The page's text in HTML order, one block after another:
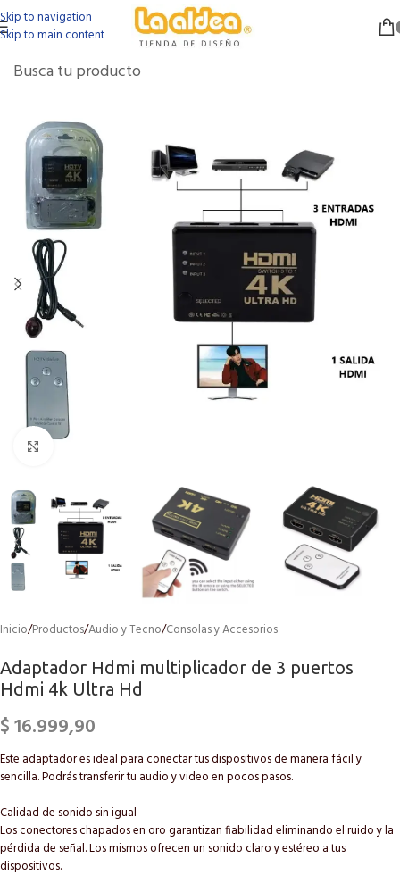
Skip to navigation
Skip to main content
Inicio/Productos/Audio y Tecno/Consolas y Accesorios
Adaptador Hdmi multiplicador de 3 puertos
Hdmi 4k Ultra Hd
$16.999,90
Este adaptador es ideal para conectar tus dispositivos de manera fácil y
sencilla. Podrás transferir tu audio y video en pocos pasos.
Calidad de sonido sin igual
Los conectores chapados en oro garantizan fiabilidad eliminando el ruido y la
pérdida de señal. Los mismos ofrecen un sonido claro y estéreo a tus
dispositivos.